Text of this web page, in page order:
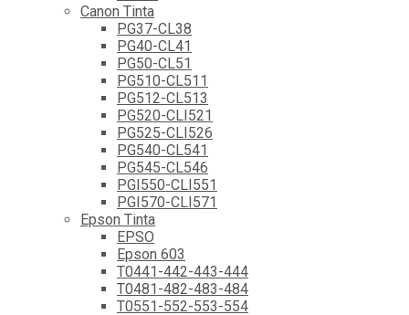
Canon Tinta
PG37-CL38
PG40-CL41
PG50-CL51
PG510-CL511
PG512-CL513
PG520-CLI521
PG525-CLI526
PG540-CL541
PG545-CL546
PGI550-CLI551
PGI570-CLI571
Epson Tinta
EPSO
Epson 603
T0441-442-443-444
T0481-482-483-484
T0551-552-553-554